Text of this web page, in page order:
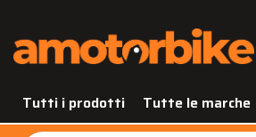
Tutti i prodotti Tutte le marche